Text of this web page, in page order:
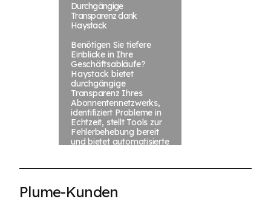
Durchgängige
Transparenz dank
Haystack
Benötigen Sie tiefere
Einblicke in Ihre
Geschäftsabläufe?
Haystack bietet
durchgängige
Transparenz Ihres
Abonnentennetzwerks,
identifiziert Probleme in
Echtzeit, stellt Tools zur
Fehlerbehebung bereit
und bietet automatisierte
Problemen der
Plume-Kunden